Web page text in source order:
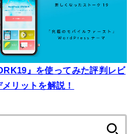
』を使ってみた評判レビ
リットを解説！